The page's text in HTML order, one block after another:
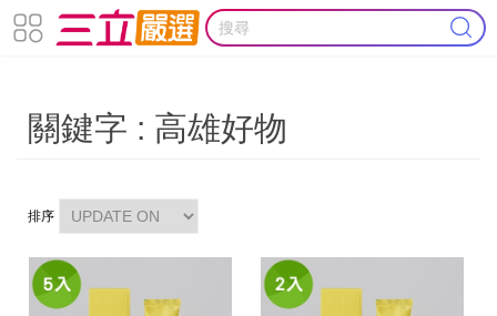
關鍵字 : 高雄好物
排序